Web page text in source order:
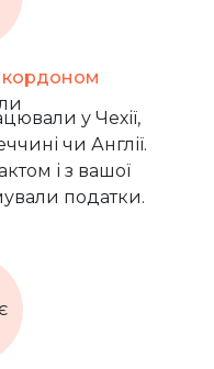
кордоном
у Чехії,
чи Англії.
і з вашої
податки.